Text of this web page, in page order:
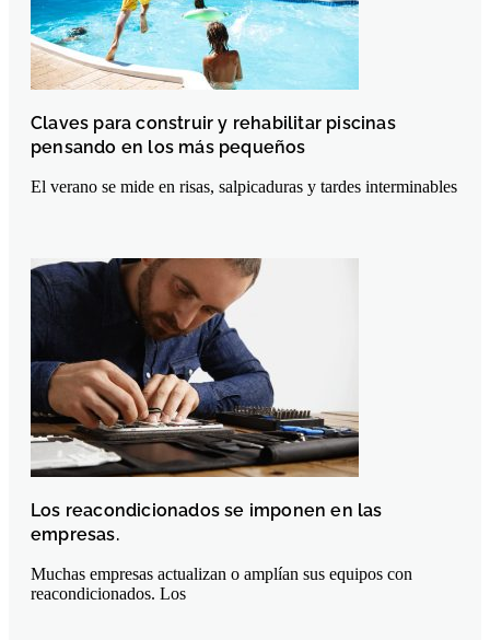
Claves para construir y rehabilitar piscinas
pensando en los más pequeños
El verano se mide en risas, salpicaduras y tardes interminables
Los reacondicionados se imponen en las
empresas.
Muchas empresas actualizan o amplían sus equipos con
reacondicionados. Los